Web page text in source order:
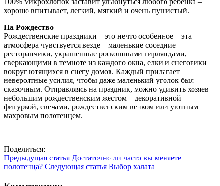
хорошо впитывает, легкий, мягкий и очень пушистый.
На Рождество
Рождественские праздники – это нечто особенное – эта
атмосфера чувствуется везде – маленькие соседние
ресторанчики, украшенные роскошными гирляндами,
сверкающими в темноте из каждого окна, елки и снеговики
вокруг ютящихся в снегу домов. Каждый прилагает
невероятные усилия, чтобы даже маленький уголок был
сказочным. Отправляясь на праздник, можно удивить хозяев
небольшим рождественским жестом – декоративной
фигуркой, свечами, рождественским венком или уютным
махровым полотенцем.
Поделиться:
Предыдущая статья Достаточно ли часто вы меняете
полотенца? Следующая статья Выбор халата